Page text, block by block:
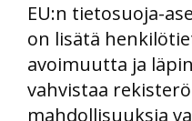
EU:n tietosuoja-
on lisätä
avoimuutta ja
vahvistaa
mahdollisuuksia